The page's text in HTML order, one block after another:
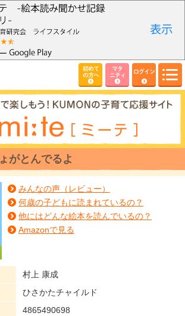
初めて
の方へ
マタ
ニティ
ログイン
がとんでるよ
みんなの声（レビュー）
何歳の子どもに読まれているの？
他にはどんな絵本を読んでいるの？
Amazonで見る
村上 康成
ひさかたチャイルド
4865490698